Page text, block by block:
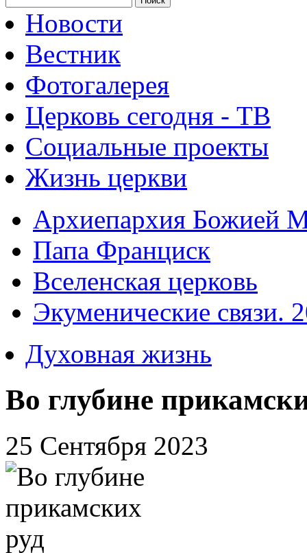
Новости
Вестник
Фотогалерея
Церковь сегодня - ТВ
Социальные проекты
Жизнь церкви
Архиепархия Божией
Папа Франциск
Вселенская церковь
Экуменические связи.
Духовная жизнь
Во глубине
25 Сентября 2023